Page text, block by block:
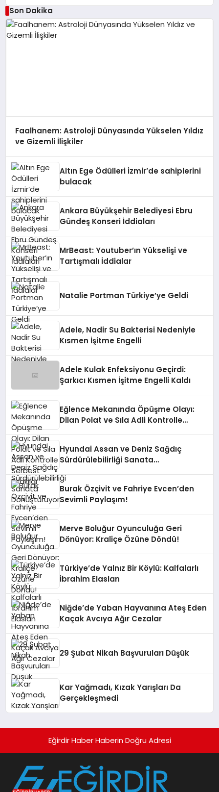
Son Dakika
Faalhanem: Astroloji Dünyasında Yükselen Yıldız
ve Gizemli İlişkiler
Altın Ege Ödülleri İzmir’de sahiplerini
bulacak
Ankara Büyükşehir Belediyesi Ebru
Gündeş Konseri İddiaları
MrBeast: Youtuber’ın Yükselişi ve
Tartışmalı İddialar
Natalie Portman Türkiye’ye Geldi
Adele, Nadir Su Bakterisi Nedeniyle
Kısmen İşitme Engelli
Adele Kulak Enfeksiyonu Geçirdi:
Şarkıcı Kısmen İşitme Engelli Kaldı
Eğlence Mekanında Öpüşme Olayı:
Dilan Polat ve Sıla Adli Kontrolle
Hyundai Assan ve Deniz Sağdıç
Sürdürülebilirliği Sanata
Burak Özçivit ve Fahriye Evcen’den
Sevimli Paylaşım!
Merve Boluğur Oyunculuğa Geri
Dönüyor: Kraliçe Özüne Döndü!
Türkiye’de Yalnız Bir Köylü: Kalfalarlı
İbrahim Elaslan
Niğde’de Yaban Hayvanına Ateş Eden
Kaçak Avcıya Ağır Cezalar
29 Şubat Nikah Başvuruları Düşük
Kar Yağmadı, Kızak Yarışları Da
Gerçekleşmedi
Eğirdir Haber Haberin Doğru Adresi